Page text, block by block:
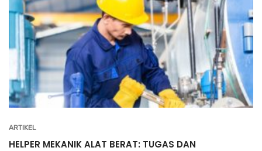
ARTIKEL
HELPER MEKANIK ALAT BERAT: TUGAS DAN